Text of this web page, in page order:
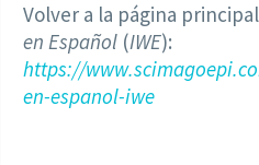
Volver a la página
en Español (IWE):
https://
en-espanol-iwe